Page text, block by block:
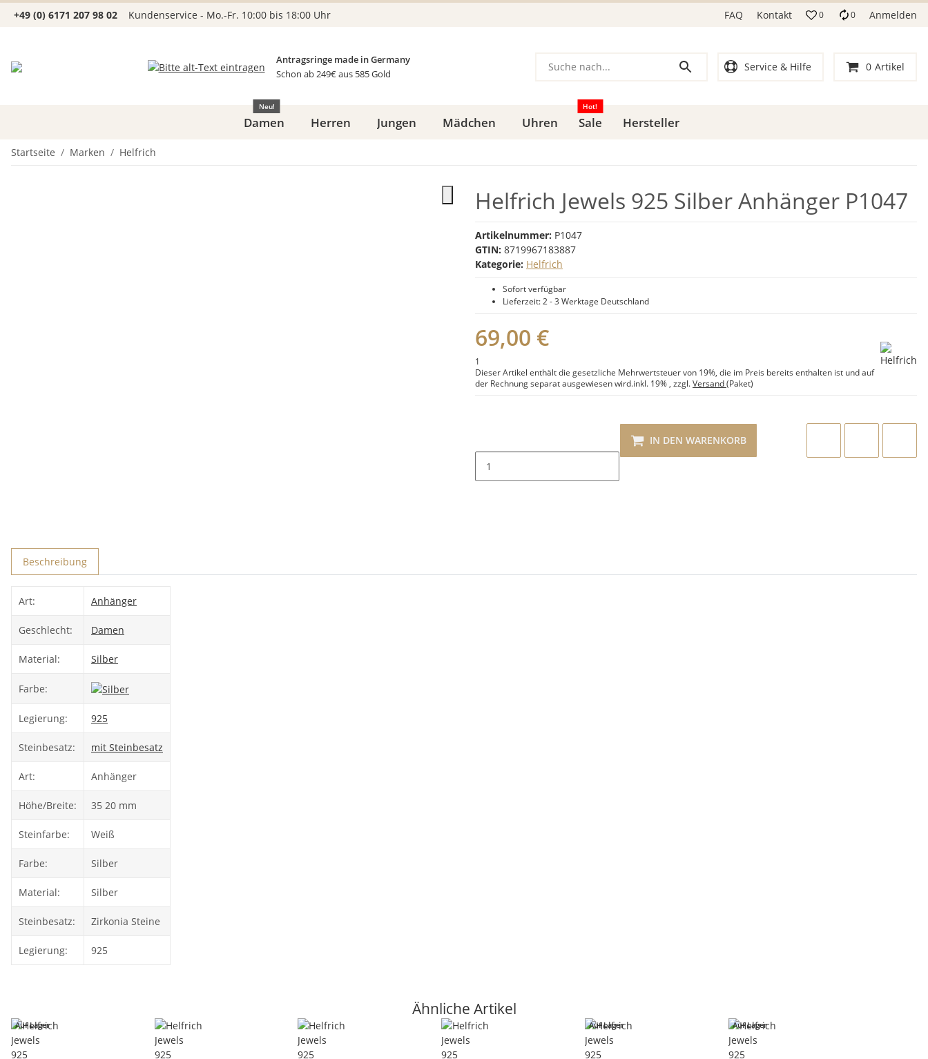
+49 (0) 6171 207 98 02 Kundenservice - Mo.-Fr. 10:00 bis 18:00 Uhr FAQ Kontakt 0 0 Anmelden
Antragsringe made in Germany
Schon ab 249€ aus 585 Gold
Service & Hilfe 0 Artikel
Damen
Neu!
Herren Jungen Mädchen Uhren Sale
Hot!
Hersteller
Startseite Marken Helfrich
Helfrich Jewels 925 Silber Anhänger P1047
Artikelnummer: P1047
GTIN: 8719967183887
Kategorie: Helfrich
Sofort verfügbar
Lieferzeit:2 - 3 Werktage Deutschland
69,00 €
1
Dieser Artikel enthält die gesetzliche Mehrwertsteuer von 19%, die im Preis bereits enthalten ist und auf
der Rechnung separat ausgewiesen wird.inkl. 19% , zzgl.Versand(Paket)
IN DEN WARENKORB
Beschreibung
Art: Anhänger
Geschlecht: Damen
Material: Silber
Farbe:
Legierung: 925
Steinbesatz: mit Steinbesatz
Art: Anhänger
Höhe/Breite: 35 20 mm
Steinfarbe: Weiß
Farbe: Silber
Material: Silber
Steinbesatz: Zirkonia Steine
Legierung: 925
Ähnliche Artikel
Auf Lager Auf Lager Auf Lager